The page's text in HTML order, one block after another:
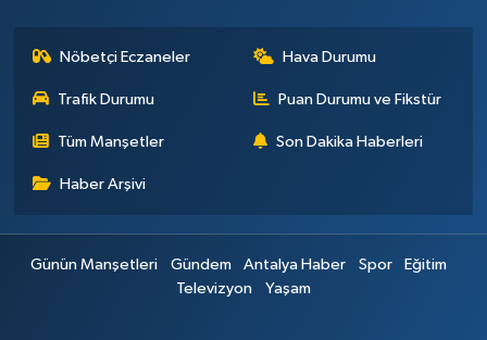
Nöbetçi Eczaneler Hava Durumu
Trafik Durumu Puan Durumu ve Fikstür
Tüm Manşetler Son Dakika Haberleri
Haber Arşivi
Günün Manşetleri Gündem Antalya Haber Spor
Eğitim
Televizyon
Yaşam